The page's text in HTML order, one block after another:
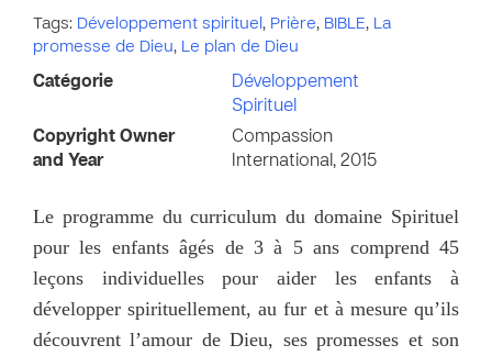
Tags: Développement spirituel , Prière, BIBLE, La
promesse de Dieu, Le plan de Dieu
Catégorie
Développement
Spirituel
Copyright Owner
and Year
Compassion
International, 2015
Le programme du curriculum du domaine Spirituel
pour les enfants âgés de 3 à 5 ans comprend 45
leçons individuelles pour aider les enfants à
développer spirituellement, au fur et à mesure qu’ils
découvrent l’amour de Dieu, ses promesses et son